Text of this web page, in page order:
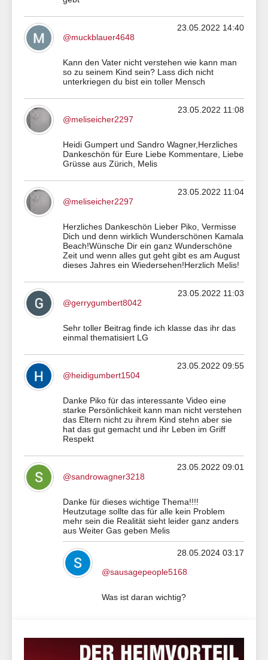
23.05.2022 14:40
@muckblauer4648
Kann den Vater nicht verstehen wie kann man
so zu seinem Kind sein? Lass dich nicht
unterkriegen du bist ein toller Mensch
23.05.2022 11:08
@meliseicher2297
Heidi Gumpert und Sandro Wagner,Herzliches
Dankeschön für Eure Liebe Kommentare, Liebe
Grüsse aus Zürich, Melis
23.05.2022 11:04
@meliseicher2297
Herzliches Dankeschön Lieber Piko, Vermisse
Dich und denn wirklich Wunderschönen Kamala
Beach!Wünsche Dir ein ganz Wunderschöne
Zeit und wenn alles gut geht gibt es am August
dieses Jahres ein Wiedersehen!Herzlich Melis!
23.05.2022 11:03
@gerrygumbert8042
Sehr toller Beitrag finde ich klasse das ihr das
einmal thematisiert LG
23.05.2022 09:55
@heidigumbert1504
Danke Piko für das interessante Video eine
starke Persönlichkeit kann man nicht verstehen
das Eltern nicht zu ihrem Kind stehn aber sie
hat das gut gemacht und ihr Leben im Griff
Respekt
23.05.2022 09:01
@sandrowagner3218
Danke für dieses wichtige Thema!!!!
Heutzutage sollte das für alle kein Problem
mehr sein die Realität sieht leider ganz anders
aus Weiter Gas geben Melis
28.05.2024 03:17
@sausagepeople5168
Was ist daran wichtig?